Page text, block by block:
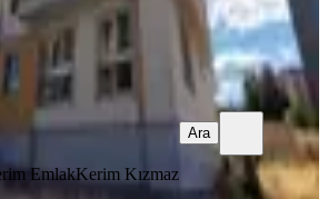
EmlakKerim Kızmaz
Ara